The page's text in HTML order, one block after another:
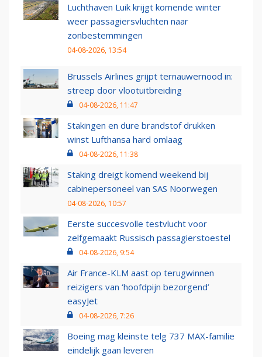
Luchthaven Luik krijgt komende winter
weer passagiersvluchten naar
zonbestemmingen
04-08-2026, 13:54
Brussels Airlines grijpt ternauwernood in:
streep door vlootuitbreiding
04-08-2026, 11:47
Stakingen en dure brandstof drukken
winst Lufthansa hard omlaag
04-08-2026, 11:38
Staking dreigt komend weekend bij
cabinepersoneel van SAS Noorwegen
04-08-2026, 10:57
Eerste succesvolle testvlucht voor
zelfgemaakt Russisch passagierstoestel
04-08-2026, 9:54
Air France-KLM aast op terugwinnen
reizigers van ‘hoofdpijn bezorgend’
easyJet
04-08-2026, 7:26
Boeing mag kleinste telg 737 MAX-familie
eindelijk gaan leveren